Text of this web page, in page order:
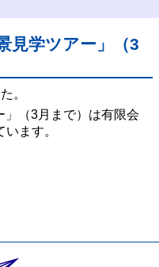
見学ツアー」（3
。
（3月まで）は有限会
ます。